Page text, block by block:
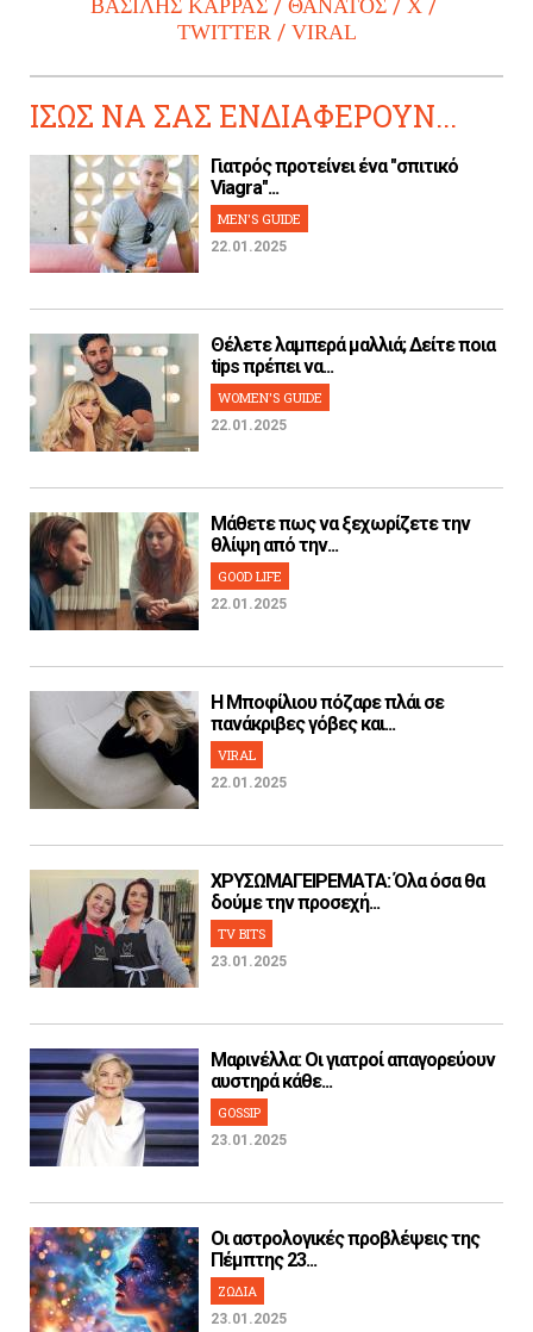
ΒΑΣΙΛΗΣ ΚΑΡΡΑΣ ΘΑΝΑΤΟΣ
X
TWITTER
VIRAL
ΙΣΩΣ ΝΑ ΣΑΣ ΕΝΔΙΑΦΕΡΟΥΝ...
Γιατρός προτείνει ένα "σπιτικό
Viagra"...
MEN'S GUIDE
22.01.2025
Θέλετε λαμπερά μαλλιά; Δείτε ποια
tips πρέπει να...
WOMEN'S GUIDE
22.01.2025
Μάθετε πως να ξεχωρίζετε την
θλίψη από την...
GOOD LIFE
22.01.2025
H Μποφίλιου πόζαρε πλάι σε
πανάκριβες γόβες και...
VIRAL
22.01.2025
ΧΡΥΣΩΜΑΓΕΙΡΕΜΑΤΑ: Όλα όσα θα
δούμε την προσεχή...
TV BITS
23.01.2025
Μαρινέλλα: Οι γιατροί απαγορεύουν
αυστηρά κάθε...
GOSSIP
23.01.2025
Οι αστρολογικές προβλέψεις της
Πέμπτης 23...
ΖΩΔΙΑ
23.01.2025